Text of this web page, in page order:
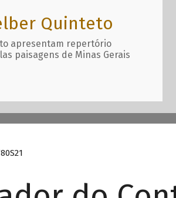
Quinteto
apresentam repertório
paisagens de Minas Gerais